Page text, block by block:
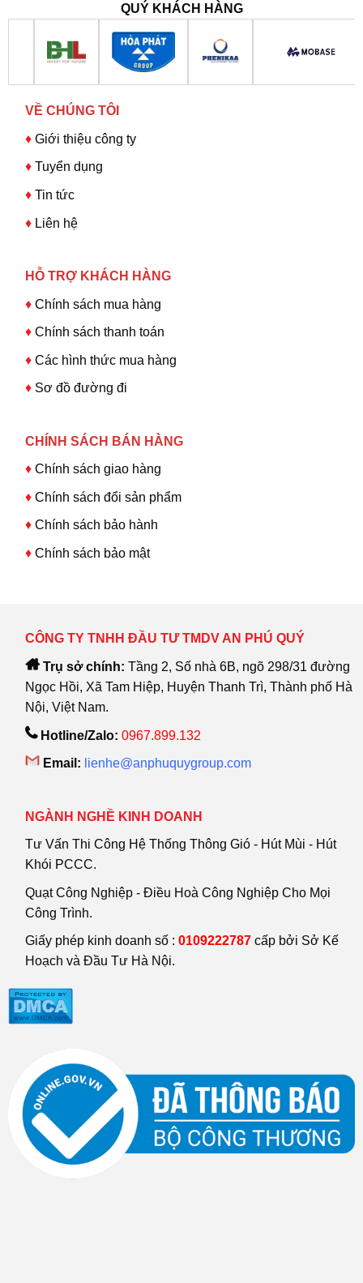
QUÝ KHÁCH HÀNG
VỀ CHÚNG TÔI
♦ Giới thiệu công ty
♦Tuyển dụng
♦ Tin tức
♦ Liên hệ
HỖ TRỢ KHÁCH HÀNG
♦Chính sách mua hàng
♦ Chính sách thanh toán
♦ Các hình thức mua hàng
♦ Sơ đồ đường đi
CHÍNH SÁCH BÁN HÀNG
♦ Chính sách giao hàng
♦ Chính sách đổi sản phẩm
♦ Chính sách bảo hành
♦ Chính sách bảo mật
CÔNG TY TNHH ĐẦU TƯ TMDV AN PHÚ QUÝ
Trụ sở chính: Tầng 2, Số nhà 6B, ngõ 298/31 đường
Ngọc Hồi, Xã Tam Hiệp, Huyện Thanh Trì, Thành phố Hà
Nội, Việt Nam.
Hotline/Zalo: 0967.899.132
Email: lienhe@anphuquygroup.com
NGÀNH NGHỀ KINH DOANH
Tư Vấn Thi Công Hệ Thống Thông Gió - Hút Mùi - Hút
Khói PCCC.
Quạt Công Nghiệp - Điều Hoà Công Nghiệp Cho Mọi
Công Trình.
Giấy phép kinh doanh số : 0109222787 cấp bởi Sở Kế
Hoạch và Đầu Tư Hà Nội.